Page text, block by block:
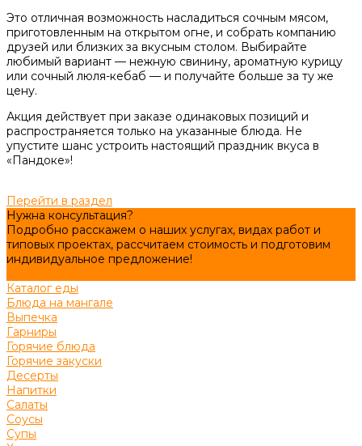
Это отличная возможность насладиться сочным мясом,
приготовленным на открытом огне, и собрать компанию
друзей или близких за вкусным столом. Выбирайте
любимый вариант — нежную свинину, ароматную курицу
или сочный люля-кебаб — и получайте больше за ту же
цену.
Акция действует при заказе одинаковых позиций и
распространяется только на указанные блюда. Не
упустите шанс устроить настоящий праздник вкуса в
«Пандоке»!
Перейти в раздел
Нужна консультация?
Подробно расскажем о наших услугах, видах работ и
типовых проектах, рассчитаем стоимость и подготовим
индивидуальное предложение!
Каталог еды
Блюда на мангале
Выпечка
Гарниры
Горячие блюда
Горячие закуски
Десерты
Напитки
Салаты
Соусы
Супы